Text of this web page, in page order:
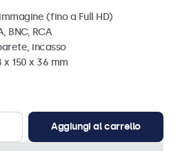
(fino a Full HD)
BNC, RCA
incasso
x 150 x 36 mm
Aggiungi al carrello